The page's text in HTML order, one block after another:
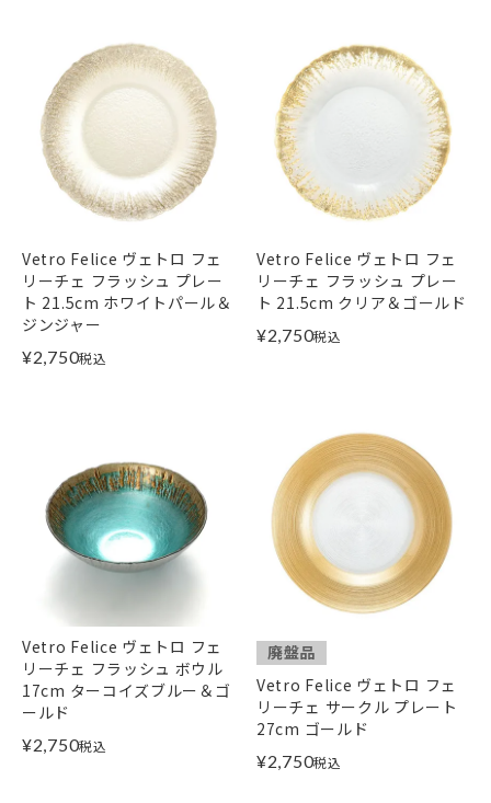
Vetro Felice ヴェトロ フェ
リーチェ フラッシュ プレー
ト 21.5cm ホワイトパール＆
ジンジャー
¥2,750税込
Vetro Felice ヴェトロ フェ
リーチェ フラッシュ プレー
ト 21.5cm クリア＆ゴールド
¥2,750税込
Vetro Felice ヴェトロ フェ
リーチェ フラッシュ ボウル
17cm ターコイズブルー＆ゴ
ールド
¥2,750税込
廃盤品
Vetro Felice ヴェトロ フェ
リーチェ サークル プレート
27cm ゴールド
¥2,750税込